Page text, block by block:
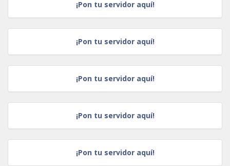
¡Pon tu servidor aquí!
¡Pon tu servidor aquí!
¡Pon tu servidor aquí!
¡Pon tu servidor aquí!
¡Pon tu servidor aquí!